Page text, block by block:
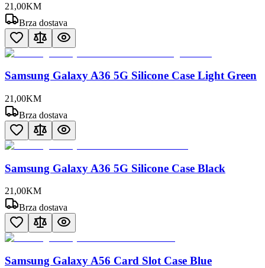
21 ,00KM
Brza dostava
Samsung Galaxy A36 5G Silicone Case Light Green
21 ,00KM
Brza dostava
Samsung Galaxy A36 5G Silicone Case Black
21,00KM
Brza dostava
Samsung Galaxy A56 Card Slot Case Blue